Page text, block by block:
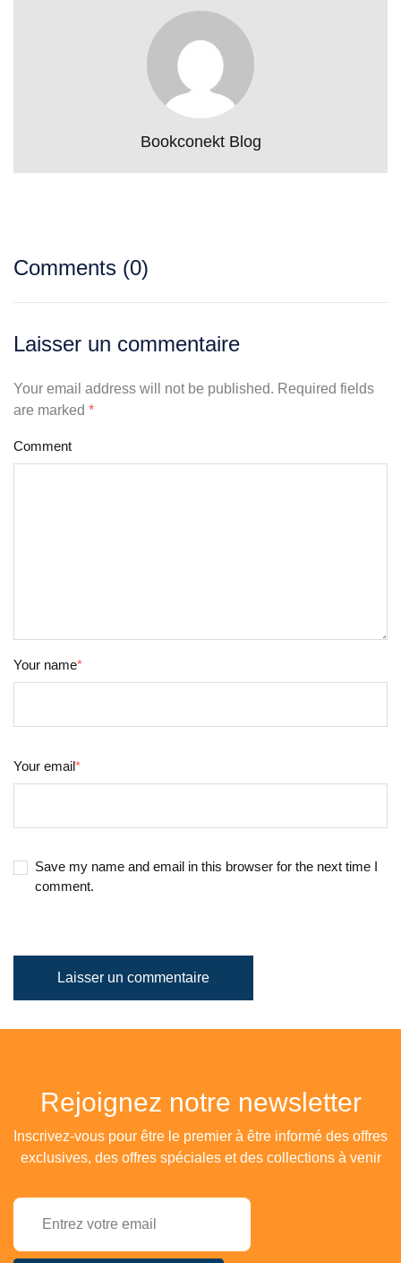
Bookconekt Blog
Comments (0)
Laisser un commentaire
Your email address will not be published. Required fields
are marked *
Comment
Your name*
Your email*
Save my name and email in this browser for the next time I
comment.
Laisser un commentaire
Rejoignez notre newsletter
Inscrivez-vous pour être le premier à être informé des offres
exclusives, des offres spéciales et des collections à venir